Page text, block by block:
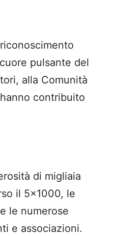
pulsante del
alla Comunità
contribuito
di migliaia
il 5×1000, le
le numerose
e associazioni.